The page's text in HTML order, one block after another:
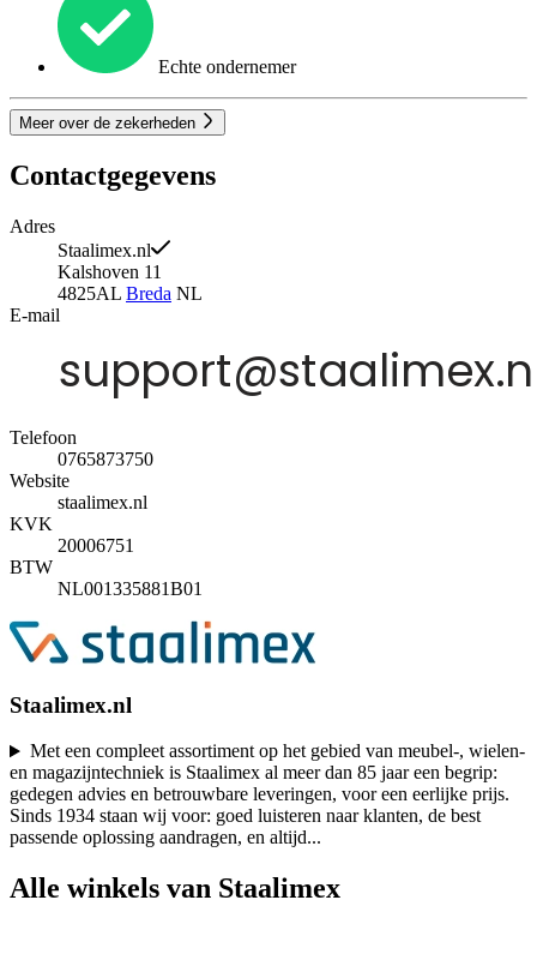
Echte ondernemer
Meer over de zekerheden
Contactgegevens
Adres
Staalimex.nl
Kalshoven 11
4825AL Breda NL
E-mail
Telefoon
0765873750
Website
staalimex.nl
KVK
20006751
BTW
NL001335881B01
Staalimex.nl
Met een compleet assortiment op het gebied van meubel-, wielen-
en magazijntechniek is Staalimex al meer dan 85 jaar een begrip:
gedegen advies en betrouwbare leveringen, voor een eerlijke prijs.
Sinds 1934 staan wij voor: goed luisteren naar klanten, de best
passende oplossing aandragen, en altijd...
Alle winkels van Staalimex